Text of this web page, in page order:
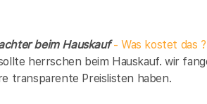
beim Hauskauf- Was kostet das ?
herrschen beim Hauskauf. wir
transparente Preislisten haben.